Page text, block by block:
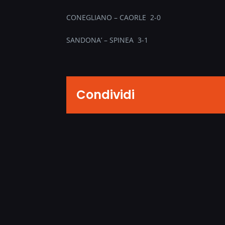
CONEGLIANO – CAORLE 2-0
SANDONA’ – SPINEA 3-1
Condividi